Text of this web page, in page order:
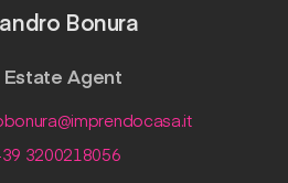
Bonura
Estate Agent
3200218056